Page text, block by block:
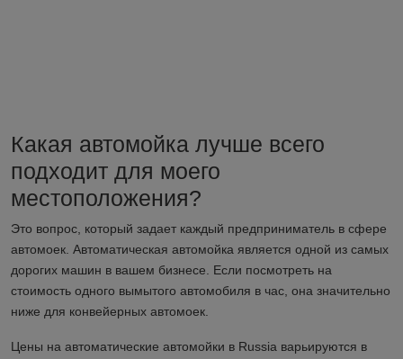
Какая автомойка лучше всего
подходит для моего
местоположения?
Это вопрос, который задает каждый предприниматель в сфере
автомоек. Автоматическая автомойка является одной из самых
дорогих машин в вашем бизнесе. Если посмотреть на
стоимость одного вымытого автомобиля в час, она значительно
ниже для конвейерных автомоек.
Цены на автоматические автомойки в Russia варьируются в